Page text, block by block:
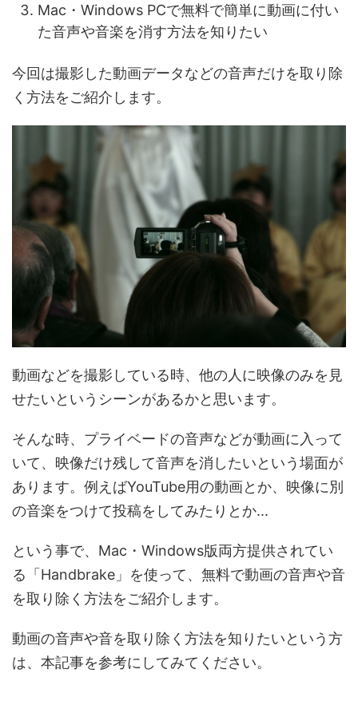
Mac・Windows PCで無料で簡単に動画に付い
た音声や音楽を消す方法を知りたい
今回は撮影した動画データなどの音声だけを取り除
く方法をご紹介します。
動画などを撮影している時、他の人に映像のみを見
せたいというシーンがあるかと思います。
そんな時、プライベードの音声などが動画に入って
いて、映像だけ残して音声を消したいという場面が
あります。例えばYouTube用の動画とか、映像に別
の音楽をつけて投稿をしてみたりとか...
という事で、Mac・Windows版両方提供されてい
る「Handbrake」を使って、無料で動画の音声や音
を取り除く方法をご紹介します。
動画の音声や音を取り除く方法を知りたいという方
は、本記事を参考にしてみてください。